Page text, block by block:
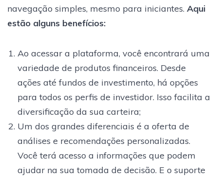
navegação simples, mesmo para iniciantes. Aqui
estão alguns benefícios:
Ao acessar a plataforma, você encontrará uma
variedade de produtos financeiros. Desde
ações até fundos de investimento, há opções
para todos os perfis de investidor. Isso facilita a
diversificação da sua carteira;
Um dos grandes diferenciais é a oferta de
análises e recomendações personalizadas.
Você terá acesso a informações que podem
ajudar na sua tomada de decisão. E o suporte